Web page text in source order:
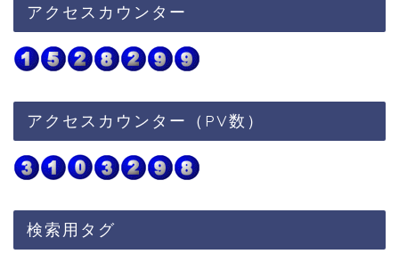
アクセスカウンター
アクセスカウンター（PV数）
検索用タグ